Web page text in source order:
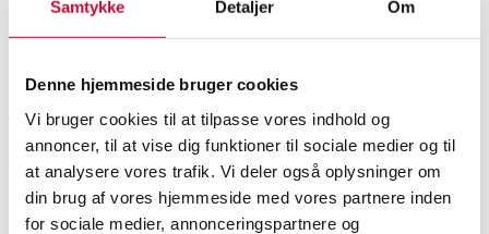
Samtykke Detaljer Om
Denne hjemmeside bruger cookies
Vi bruger cookies til at tilpasse vores indhold og
annoncer, til at vise dig funktioner til sociale medier og til
at analysere vores trafik. Vi deler også oplysninger om
din brug af vores hjemmeside med vores partnere inden
for sociale medier, annonceringspartnere og
Samleobjekter
Beskrivelse
Movies' dukke af Honey Ryder, Sean Connery i Thunderball fra Sideshow
Collectebles, Halle Berry i Die Another Day fra Barbie Black Label og
Ursula Andress i Dr. No fra Barbie Black Label. Ubrugte i original
emballage,
Denne vare er en del af følgende auktion